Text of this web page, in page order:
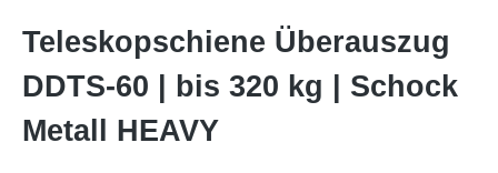
Teleskopschiene Überauszug
DDTS-60 | bis 320 kg | Schock
Metall HEAVY